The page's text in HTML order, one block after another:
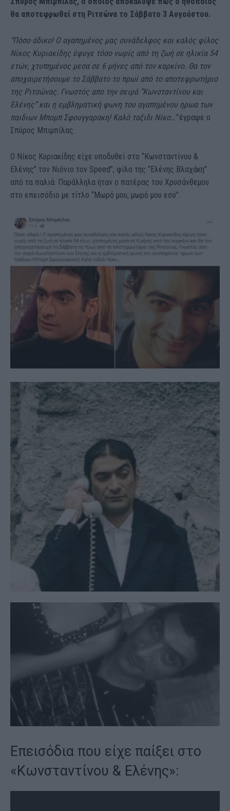
θα αποτεφρωθεί στη Ριτσώνα το Σάββατο 3 Αυγούστου.
“Πόσο άδικο! Ο αγαπημένος μας συνάδελφος και καλός φίλος
Νίκος Κυριακίδης έφυγε τόσο νωρίς από τη ζωή σε ηλικία 54
ετών, χτυπημένος μεσα σε 6 μήνες από τον καρκίνο. Θα τον
αποχαιρετήσουμε το Σάββατο το πρωί από το αποτεφρωτήριο
της Ριτσώνας. Γνωστός απο την σειρά “Κωνσταντίνου και
Ελένης” και η εμβληματική φωνη του αγαπημένου ηρωα των
παιδιων Μπομπ Σφουγγαρακη! Καλό ταξιδι Νίκο…”έγραψε ο
Σπύρος Μπιμπίλας.
Ο Νίκος Κυριακίδης είχε υποδυθεί στο “Κωνσταντίνου &
Ελένης” τον Νιόνιο τον Speed”, φίλο της “Ελένης Βλαχάκη”
από τα παλιά. Παράλληλα ήταν ο πατέρας του Χρυσάνθεμου
στο επεισόδιο με τίτλο “Μωρό μου, μωρό μου εσύ”.
Επεισόδια που είχε παίξει στο
«Κωνσταντίνου & Ελένης»: